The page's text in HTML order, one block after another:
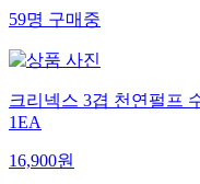
59명구매중
크리넥스 3겹 천연펄프
1EA
16,900원